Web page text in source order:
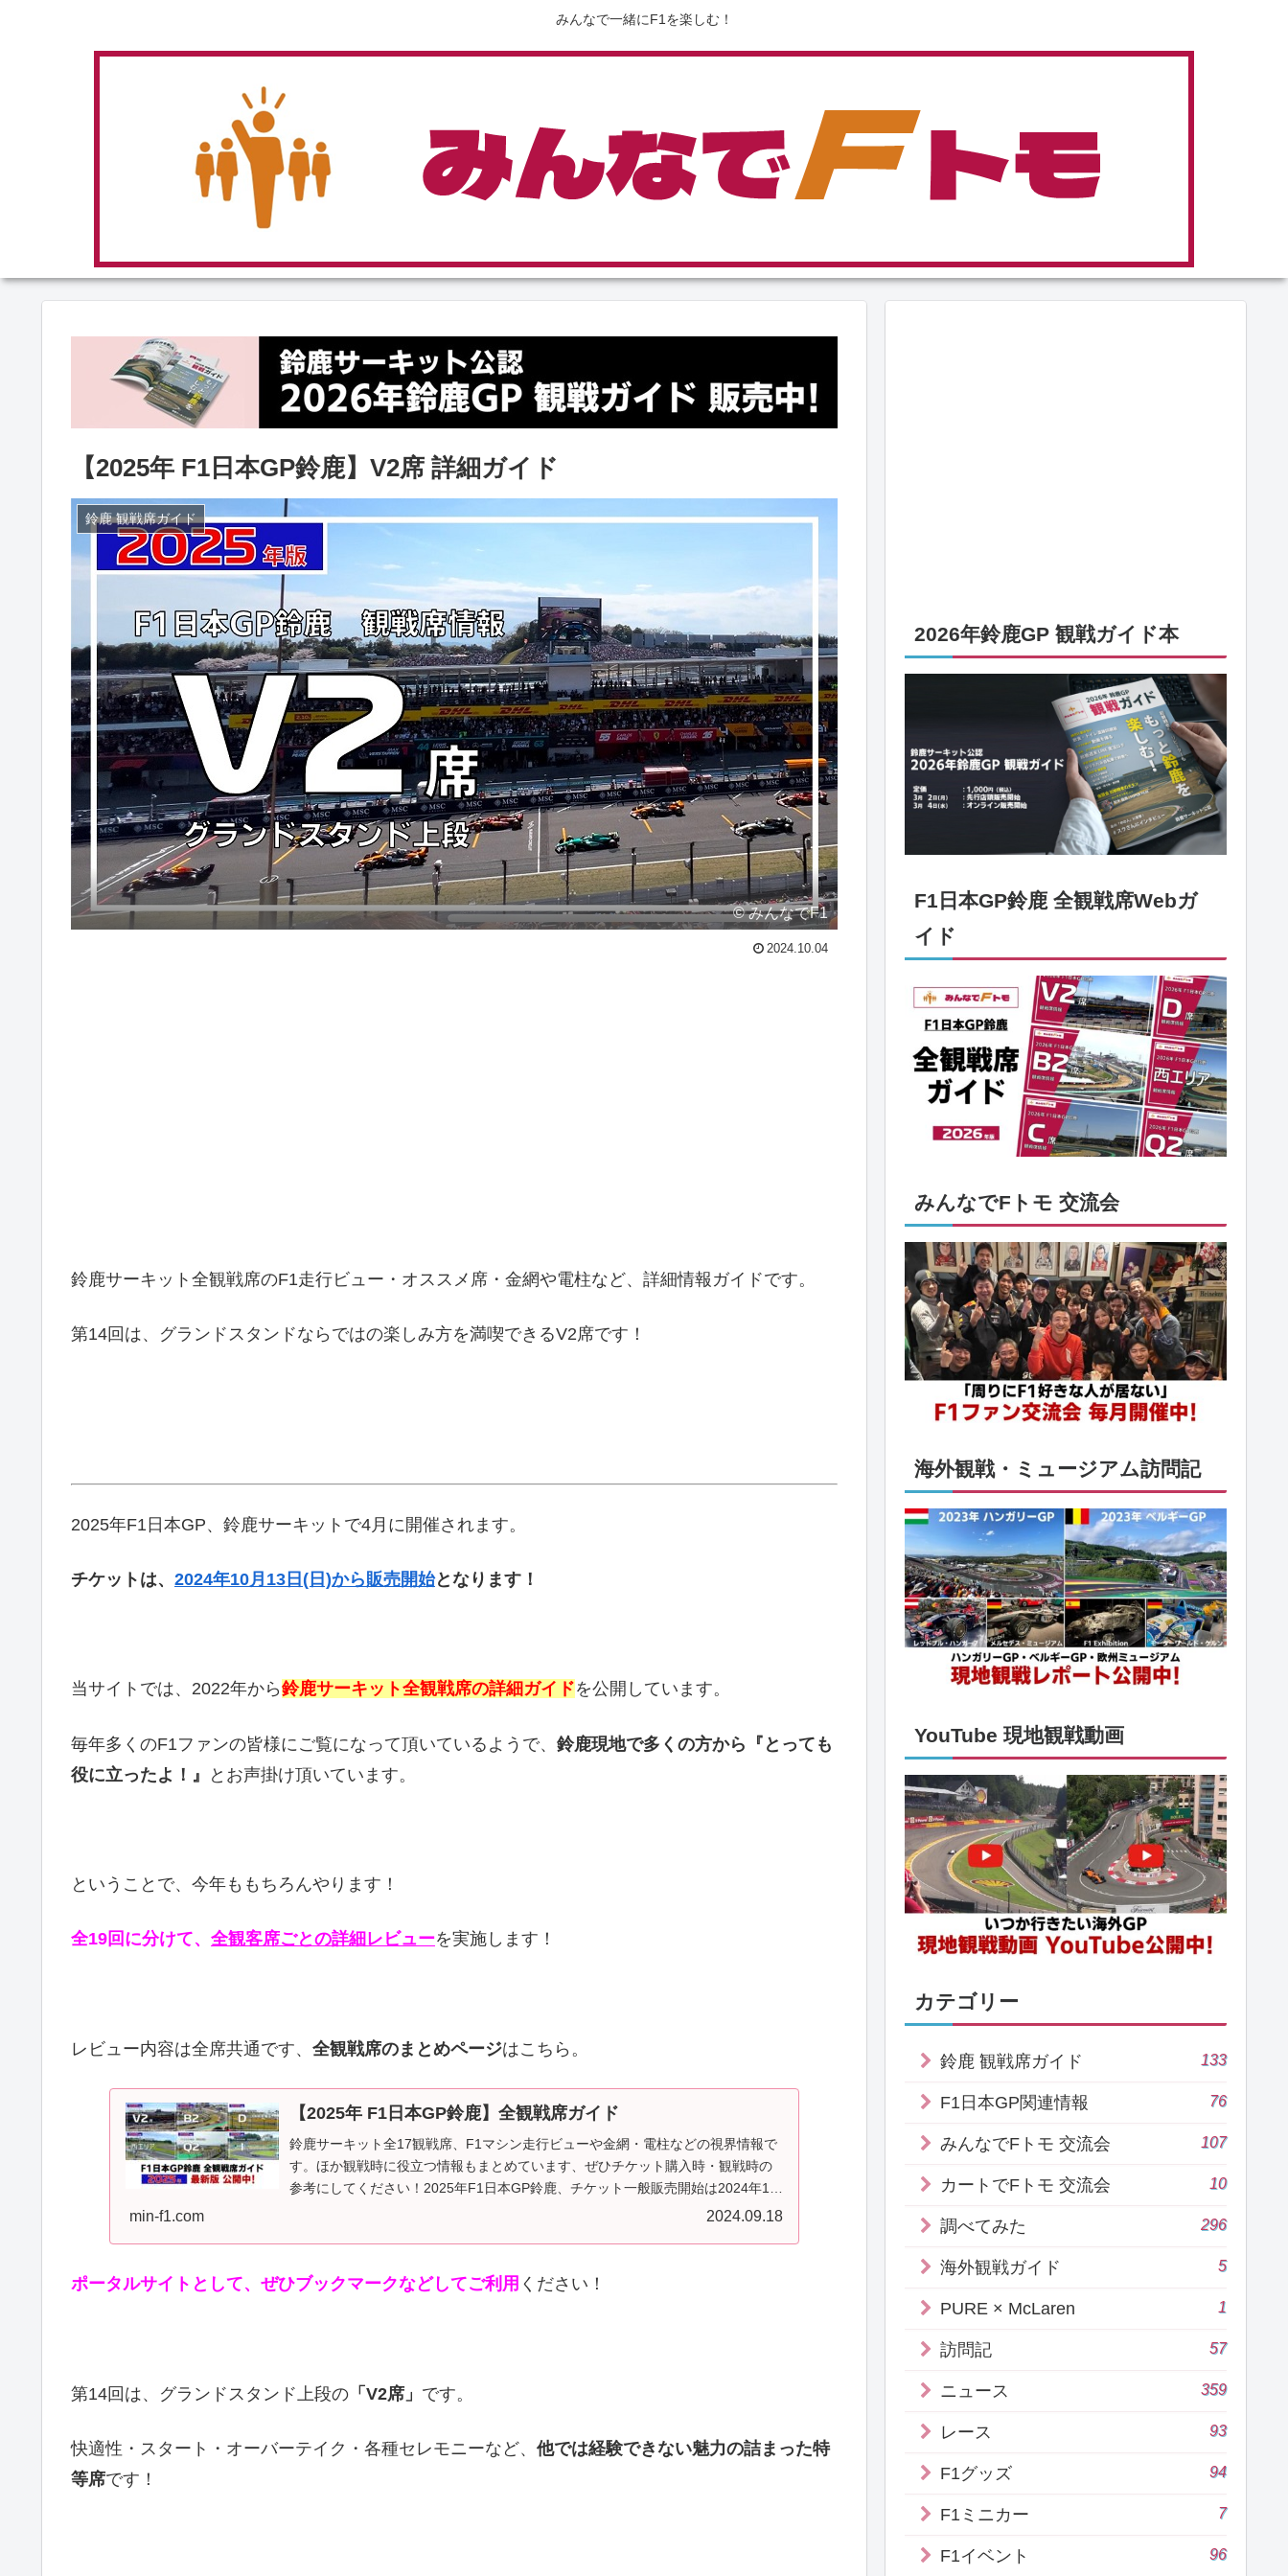
みんなで一緒にF1を楽しむ！
【2025年 F1日本GP鈴鹿】V2席 詳細ガイド
鈴鹿 観戦席ガイド
© みんなでF1
2024.10.04
鈴鹿サーキット全観戦席のF1走行ビュー・オススメ席・金網や電柱など、詳細情報ガイドです。
第14回は、グランドスタンドならではの楽しみ方を満喫できるV2席です！
2025年F1日本GP、鈴鹿サーキットで4月に開催されます。
チケットは、 2024年10月13日(日)から販売開始となります！
当サイトでは、2022年から鈴鹿サーキット全観戦席の詳細ガイドを公開しています。
毎年多くのF1ファンの皆様にご覧になって頂いているようで、 鈴鹿現地で多くの方から『とっても
役に立ったよ！』
とお声掛け頂いています。
ということで、今年ももちろんやります！
全19回に分けて、 全観客席ごとの詳細レビューを実施します！
レビュー内容は全席共通です、 全観戦席のまとめページはこちら。
【2025年 F1日本GP鈴鹿】全観戦席ガイド
鈴鹿サーキット全17観戦席、F1マシン走行ビューや金網・電柱などの視界情報で
す。ほか観戦時に役立つ情報もまとめています、ぜひチケット購入時・観戦時の
参考にしてください！2025年F1日本GP鈴鹿、チケット一般販売開始は2024年10
min-f1.com 2024.09.18
ポータルサイトとして、ぜひブックマークなどしてご利用 ください！
第14回は、グランドスタンド上段の 「V2席」 です。
快適性・スタート・オーバーテイク・各種セレモニーなど、 他では経験できない魅力の詰まった特
等席です！
2026年鈴鹿GP 観戦ガイド本
F1日本GP鈴鹿 全観戦席Webガ
イド
みんなでFトモ 交流会
海外観戦・ミュージアム訪問記
YouTube 現地観戦動画
カテゴリー
鈴鹿 観戦席ガイド 133
F1日本GP関連情報 76
みんなでFトモ 交流会 107
カートでFトモ 交流会 10
調べてみた 296
海外観戦ガイド 5
PURE × McLaren 1
訪問記 57
ニュース 359
レース 93
F1グッズ 94
F1ミニカー 7
F1イベント 96